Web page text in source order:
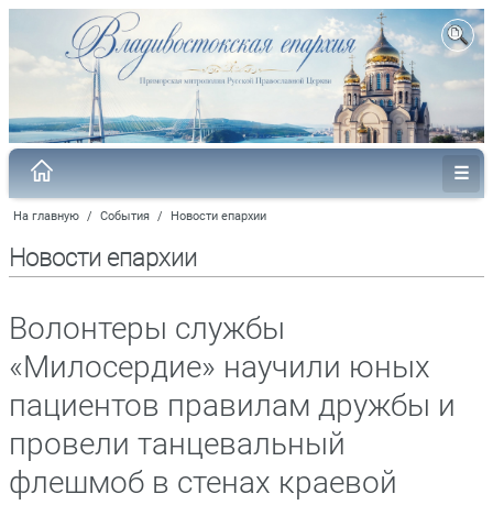
На главную / События / Новости епархии
Новости епархии
Волонтеры службы
«Милосердие» научили юных
пациентов правилам дружбы и
провели танцевальный
флешмоб в стенах краевой